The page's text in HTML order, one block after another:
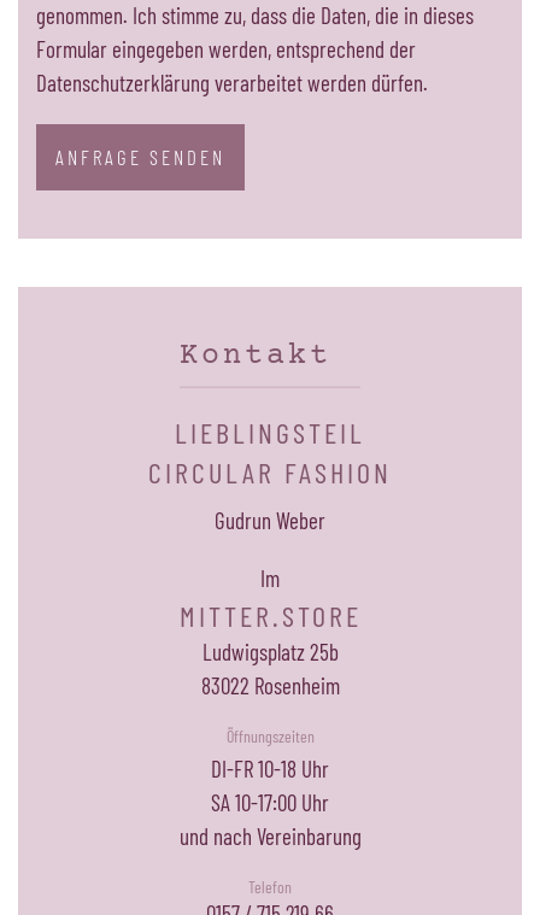
genommen. Ich stimme zu, dass die Daten, die in dieses
Formular eingegeben werden, entsprechend der
Datenschutzerklärung verarbeitet werden dürfen.
ANFRAGE SENDEN
Kontakt
LIEBLINGSTEIL
CIRCULAR FASHION
Gudrun Weber
Im
MITTER.STORE
Ludwigsplatz 25b
83022 Rosenheim
Öffnungszeiten
DI-FR 10-18 Uhr
SA 10-17:00 Uhr
und nach Vereinbarung
Telefon